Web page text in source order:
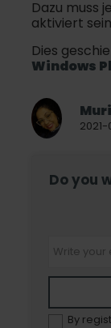
Dazu muss
aktiviert
Dies
Windows
Do you
By